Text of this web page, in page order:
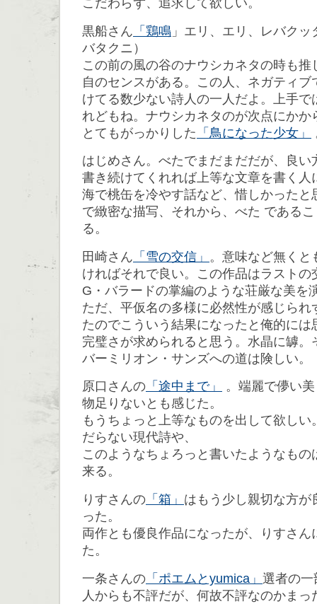
こだわらず、追求して欲しい。
黒船さん 「鶏鳴 」エリ、エリ、レバク
バタクニ）
この前の風の谷のナウシカネタの時も
自のセンスがある。この人、ネガティ
けてる数少ない詩人の一人だよ。上手で
れどもね。ナウシカネタのが次点にかか
とてもがっかりした 「鳥になった少女」
はじめさん。べたでまだまだだが、良い
書き続けてくれれば上等な文章を書く人
海で桃缶を冷やす話など、惜しかったと
で緻密な描写、それから、べた である
る。
田崎さん 「雪の交信」 。意味など無くと
ければそれで良い。この作品はラストの
G・バラードの掌編のような荘厳な美を
ただ、平仮名の多様に必然性が感じられ
たのでこういう結果になったと俺的には
完璧さが求められると思う。水晶に罅。
バーミリオン・サンズへの道は険しい。
原口さんの 「途中まで」
。端麗で儚い
物足りないとも感じた。
もうちょっと上等なものを出して欲し
だらない現代詩や、
このようなちょろっと書いたようなも
来る。
りすさんの 「箱」 はもう少し親切な方が
った。
両作とも優良作品になったが、りすさん
た。
一条さんの 「ポエムとyumica」 選者の一
人からも不評だが、何故不評なのかま